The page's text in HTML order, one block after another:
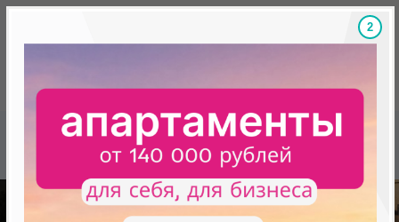
Скидки на новостройки, бонусы Готовые
1